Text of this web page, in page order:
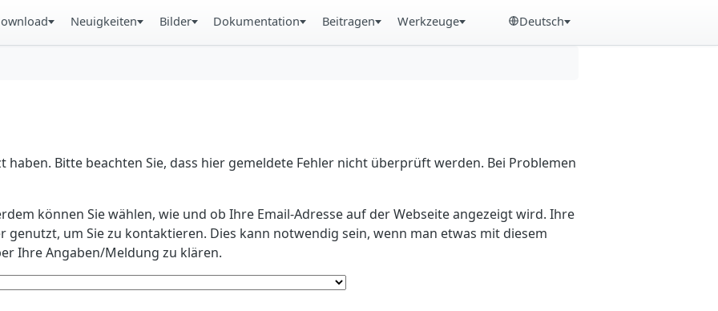
Neuigkeiten Bilder Dokumentation Beitragen Werkzeuge Deutsch
haben. Bitte beachten Sie, dass hier gemeldete Fehler nicht überprüft werden. Bei Problemen
können Sie wählen, wie und ob Ihre Email-Adresse auf der Webseite angezeigt wird. Ihre
um Sie zu kontaktieren. Dies kann notwendig sein, wenn man etwas mit diesem
Ihre Angaben/Meldung zu klären.